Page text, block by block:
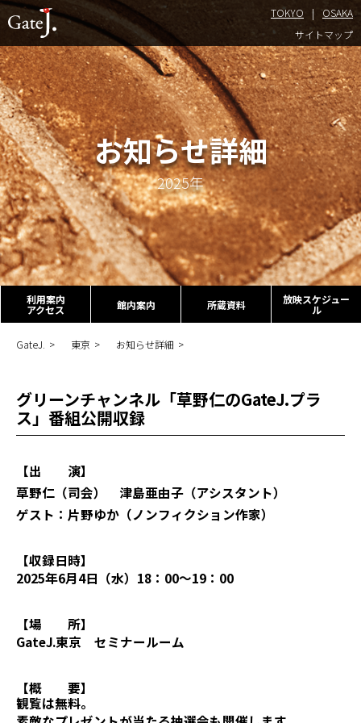
TOKYO
OSAKA
サイトマップ
お知らせ詳細
2025年
利用案内
アクセス 館内案内 所蔵資料 放映スケジュー
ル
GateJ. 東京 お知らせ詳細
グリーンチャンネル「草野仁のGateJ.プラ
ス」番組公開収録
【出 演】
草野仁（司会） 津島亜由子（アシスタント）
ゲスト：片野ゆか（ノンフィクション作家）
【収録日時】
2025年6月4日（水）18：00～19：00
【場 所】
GateJ.東京 セミナールーム
【概 要】
観覧は無料。
TOKYO